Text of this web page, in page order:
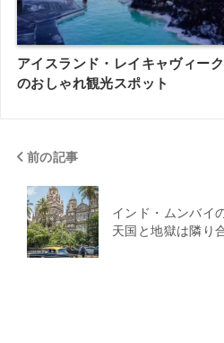
アイスランド・レイキャヴィーク
のおしゃれ観光スポット
前の記事
インド・ムンバイ
天国と地獄は隣り